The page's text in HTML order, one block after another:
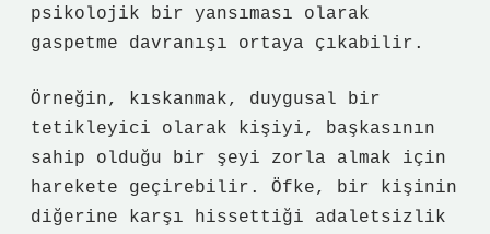
psikolojik bir yansıması olarak
gaspetme davranışı ortaya çıkabilir.
Örneğin, kıskanmak, duygusal bir
tetikleyici olarak kişiyi, başkasının
sahip olduğu bir şeyi zorla almak için
harekete geçirebilir. Öfke, bir kişinin
diğerine karşı hissettiği adaletsizlik